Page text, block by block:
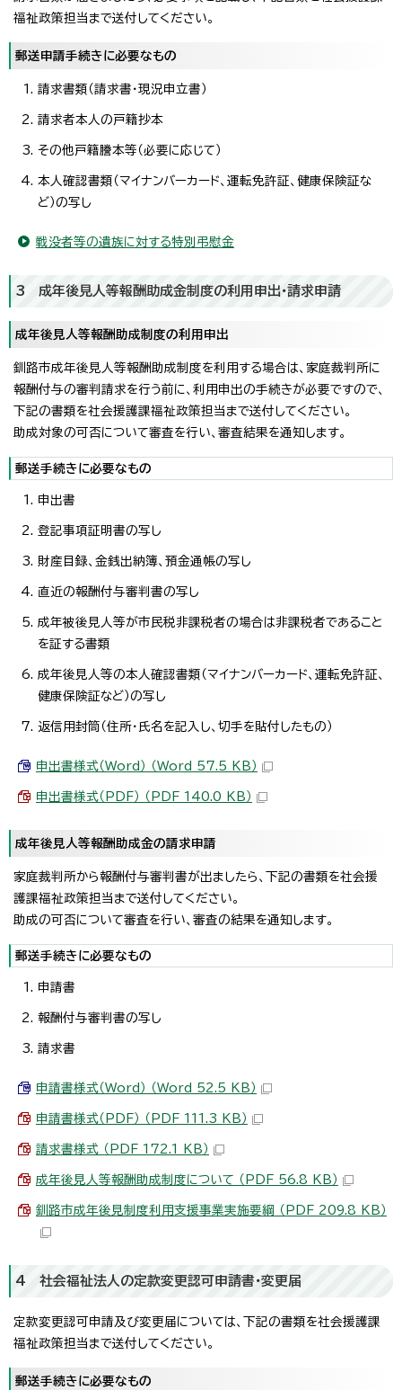
福祉政策担当まで送付してください。
郵送申請手続きに必要なもの
請求書類（請求書・現況申立書）
請求者本人の戸籍抄本
その他戸籍謄本等（必要に応じて）
本人確認書類（マイナンバーカード、運転免許証、健康保険証な
ど）の写し
戦没者等の遺族に対する特別弔慰金
3 成年後見人等報酬助成金制度の利用申出・請求申請
成年後見人等報酬助成制度の利用申出
釧路市成年後見人等報酬助成制度を利用する場合は、家庭裁判所に
報酬付与の審判請求を行う前に、利用申出の手続きが必要ですので、
下記の書類を社会援護課福祉政策担当まで送付してください。
助成対象の可否について審査を行い、審査結果を通知します。
郵送手続きに必要なもの
申出書
登記事項証明書の写し
財産目録、金銭出納簿、預金通帳の写し
直近の報酬付与審判書の写し
成年被後見人等が市民税非課税者の場合は非課税者であること
を証する書類
成年後見人等の本人確認書類（マイナンバーカード、運転免許証、
健康保険証など）の写し
返信用封筒（住所・氏名を記入し、切手を貼付したもの）
申出書様式（Word） （Word 57.5 KB）
申出書様式（PDF） （PDF 140.0 KB）
成年後見人等報酬助成金の請求申請
家庭裁判所から報酬付与審判書が出ましたら、下記の書類を社会援
護課福祉政策担当まで送付してください。
助成の可否について審査を行い、審査の結果を通知します。
郵送手続きに必要なもの
申請書
報酬付与審判書の写し
請求書
申請書様式（Word） （Word 52.5 KB）
申請書様式（PDF） （PDF 111.3 KB）
請求書様式 （PDF 172.1 KB）
成年後見人等報酬助成制度について （PDF 56.8 KB）
釧路市成年後見制度利用支援事業実施要綱 （PDF 209.8 KB）
4 社会福祉法人の定款変更認可申請書・変更届
定款変更認可申請及び変更届については、下記の書類を社会援護課
福祉政策担当まで送付してください。
郵送手続きに必要なもの